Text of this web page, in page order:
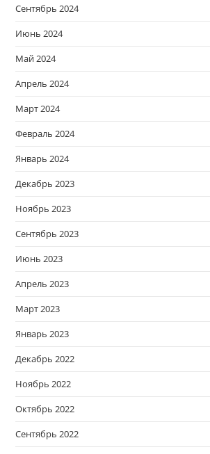
Сентябрь 2024
Июнь 2024
Май 2024
Апрель 2024
Март 2024
Февраль 2024
Январь 2024
Декабрь 2023
Ноябрь 2023
Сентябрь 2023
Июнь 2023
Апрель 2023
Март 2023
Январь 2023
Декабрь 2022
Ноябрь 2022
Октябрь 2022
Сентябрь 2022